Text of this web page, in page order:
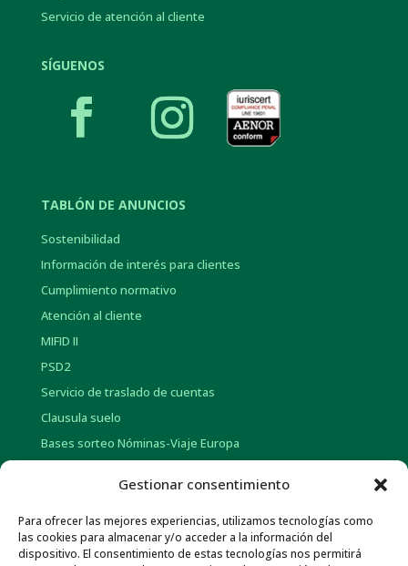
Gestionar consentimiento
Para ofrecer las mejores experiencias, utilizamos tecnologías como
las cookies para almacenar y/o acceder a la información del
dispositivo. El consentimiento de estas tecnologías nos permitirá
Servicio de atención al cliente
SÍGUENOS
TABLÓN DE ANUNCIOS
Sostenibilidad
Información de interés para clientes
Cumplimiento normativo
Atención al cliente
MIFID II
PSD2
Servicio de traslado de cuentas
Clausula suelo
Bases sorteo Nóminas-Viaje Europa
INFORMACIÓN CORPORATIVA
Historia